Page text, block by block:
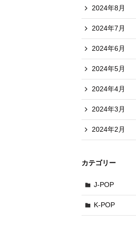
2024年8月
2024年7月
2024年6月
2024年5月
2024年4月
2024年3月
2024年2月
カテゴリー
J-POP
K-POP